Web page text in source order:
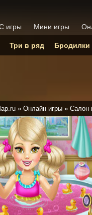
» Онлайн игры » Салон
игры Мини игры
Три в ряд Бродилки